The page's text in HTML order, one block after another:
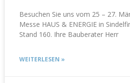
Besuchen Sie uns vom 25 – 27.
Messe HAUS & ENERGIE in
Stand 160. Ihre Bauberater Herr
WEITERLESEN »